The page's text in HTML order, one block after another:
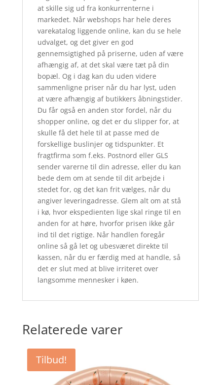
at skille sig ud fra konkurrenterne i
markedet. Når webshops har hele deres
varekatalog liggende online, kan du se hele
udvalget, og det giver en god
gennemsigtighed på priserne, uden af være
afhængig af, at det skal være tæt på din
bopæl. Og i dag kan du uden videre
sammenligne priser når du har lyst, uden
at være afhængig af butikkers åbningstider.
Du får også en anden stor fordel, når du
shopper online, og det er du slipper for, at
skulle få det hele til at passe med de
forskellige buslinjer og tidspunkter. Et
fragtfirma som f.eks. Postnord eller GLS
sender varerne til din adresse, eller du kan
bede dem om at sende til dit arbejde i
stedet for, og det kan frit vælges, når du
angiver leveringadresse. Glem alt om at stå
i kø, hvor ekspedienten lige skal ringe til en
anden for at høre, hvorfor prisen ikke går
ind til det rigtige. Når handlen foregår
online så gå let og ubesværet direkte til
kassen, når du er færdig med at handle, så
det er slut med at blive irriteret over
langsomme mennesker i køen.
Relaterede varer
Tilbud!